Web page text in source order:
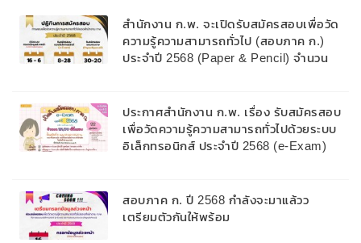
สำนักงาน ก.พ. จะเปิดรับสมัครสอบเพื่อวัด
ความรู้ความสามารถทั่วไป (สอบภาค ก.)
ประจำปี 2568 (Paper & Pencil) จำนวน
ประกาศสำนักงาน ก.พ. เรื่อง รับสมัครสอบ
เพื่อวัดความรู้ความสามารถทั่วไปด้วยระบบ
อิเล็กทรอนิกส์ ประจำปี 2568 (e-Exam)
สอบภาค ก. ปี 2568 กำลังจะมาแล้วว
เตรียมตัวกันให้พร้อม